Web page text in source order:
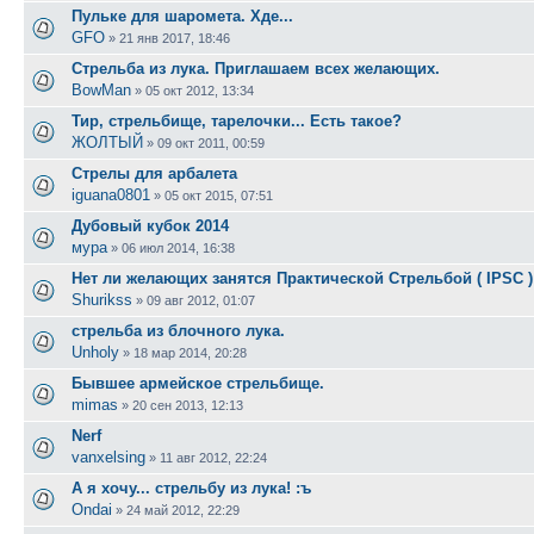
Пульке для шаромета. Хде...
GFO » 21 янв 2017, 18:46
Стрельба из лука. Приглашаем всех желающих.
BowMan » 05 окт 2012, 13:34
Тир, стрельбище, тарелочки... Есть такое?
ЖОЛТЫЙ » 09 окт 2011, 00:59
Стрелы для арбалета
iguana0801 » 05 окт 2015, 07:51
Дубовый кубок 2014
мура » 06 июл 2014, 16:38
Нет ли желающих занятся Практической Стрельбой ( IPSC
Shurikss » 09 авг 2012, 01:07
стрельба из блочного лука.
Unholy » 18 мар 2014, 20:28
Бывшее армейское стрельбище.
mimas » 20 сен 2013, 12:13
Nerf
vanxelsing » 11 авг 2012, 22:24
А я хочу... стрельбу из лука! :ъ
Ondai » 24 май 2012, 22:29